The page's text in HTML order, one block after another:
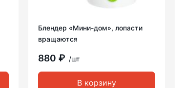
Блендер «Мини-дом», лопасти
вращаются
880 ₽ /шт
В корзину